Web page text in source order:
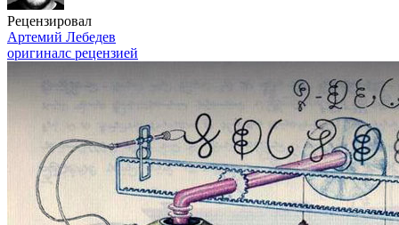
Рецензировал
Артемий Лебедев
оригиналс рецензией